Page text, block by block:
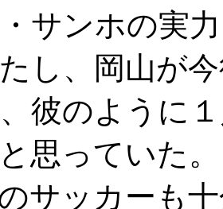
サンホの実
し、岡山が
彼のように
思っていた
サッカーも